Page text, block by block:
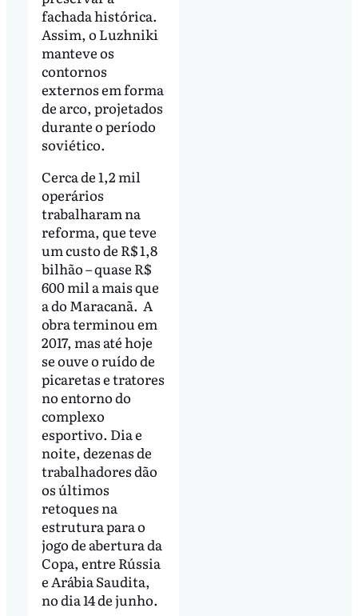
fachada histórica.
Assim, o Luzhniki
manteve os
contornos
externos em forma
de arco, projetados
durante o período
soviético.
Cerca de 1,2 mil
operários
trabalharam na
reforma, que teve
um custo de R$ 1,8
bilhão – quase R$
600 mil a mais que
a do Maracanã. A
obra terminou em
2017, mas até hoje
se ouve o ruído de
picaretas e tratores
no entorno do
complexo
esportivo. Dia e
noite, dezenas de
trabalhadores dão
os últimos
retoques na
estrutura para o
jogo de abertura da
Copa, entre Rússia
e Arábia Saudita,
no dia 14 de junho.